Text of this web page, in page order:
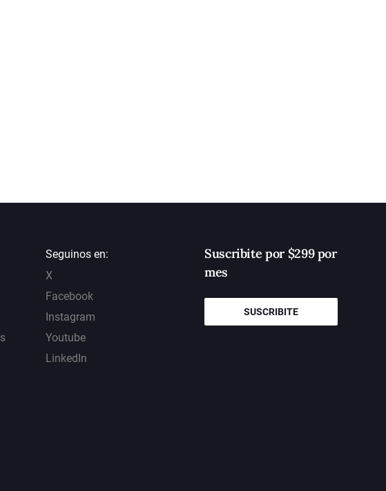
Seguinos en:
X
Facebook
Instagram
Youtube
LinkedIn
Suscribite por $299 por
mes
SUSCRIBITE